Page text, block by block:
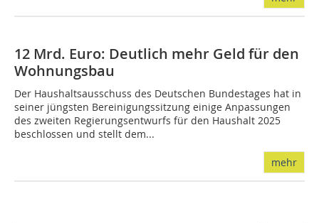
12 Mrd. Euro: Deutlich mehr Geld für den
Wohnungsbau
Der Haushaltsausschuss des Deutschen Bundestages hat in
seiner jüngsten Bereinigungssitzung einige Anpassungen
des zweiten Regierungsentwurfs für den Haushalt 2025
beschlossen und stellt dem...
mehr